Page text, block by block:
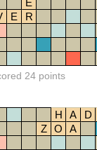
E
E R
24 points
H A D
Z
O A